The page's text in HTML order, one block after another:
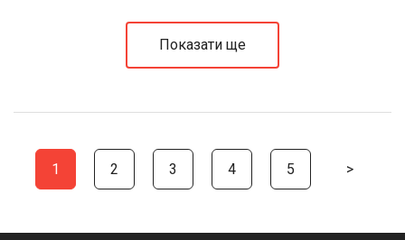
Показати ще
1 2 3 4 5 >